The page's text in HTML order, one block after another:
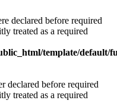
declared before required
treated as a required
template/default/
declared before required
treated as a required